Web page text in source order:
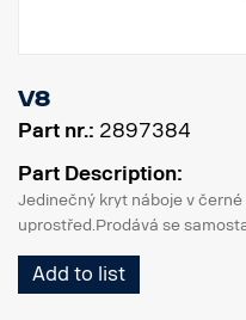
V8
Part nr.: 2897384
Part Description:
Jedinečný kryt náboje v
uprostřed.Prodává se
Add to list